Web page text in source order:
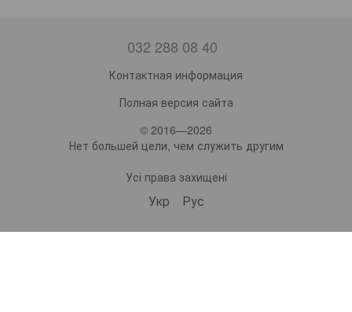
032 288 08 40
Контактная информация
Полная версия сайта
© 2016—2026
Нет большей цели, чем служить другим
Усі права захищені
Укр Рус